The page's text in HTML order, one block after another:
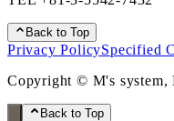
Back to Top
Privacy PolicySpecified
Copyright © M's system,
Back to Top